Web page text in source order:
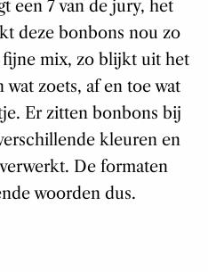
een 7 van de jury, het
deze bonbons nou zo
fijne mix, zo blijkt uit het
zoets, af en toe wat
Er zitten bonbons bij
kleuren en
De formaten
woorden dus.